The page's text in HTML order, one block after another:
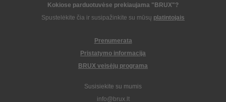
Kokiose parduotuvėse prekiaujama "BRUX"?
Spustelėkite čia ir susipažinkite su mūsų platintojais
Prenumerata
Pristatymo informacija
BRUX veisėjų programa
Susisiekite su mumis
info@brux.lt